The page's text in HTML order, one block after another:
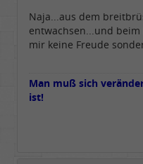
Naja...aus dem
entwachsen...und
mir keine Freude
Man muß sich
ist!